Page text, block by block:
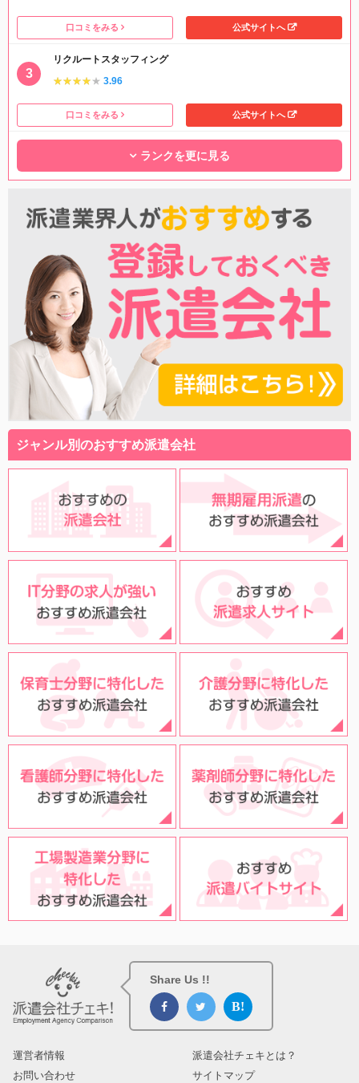
口コミをみる 公式サイトへ
リクルートスタッフィング
★★★★★
★★★★★ 3.96
口コミをみる 公式サイトへ
ランクを更に見る
ジャンル別のおすすめ派遣会社
Share Us !!
運営者情報
派遣会社チェキとは？
お問い合わせ
サイトマップ